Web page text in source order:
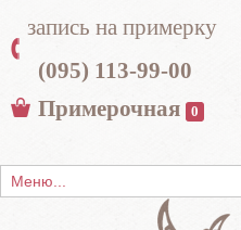
запись на примерку
(095) 113-99-00
Примерочная
0